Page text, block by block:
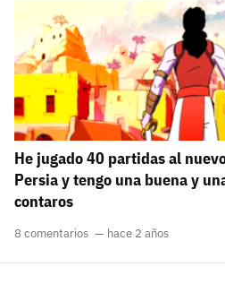
He jugado 40 partidas al
Persia y tengo una buena y
contaros
8 comentarios hace 2 años